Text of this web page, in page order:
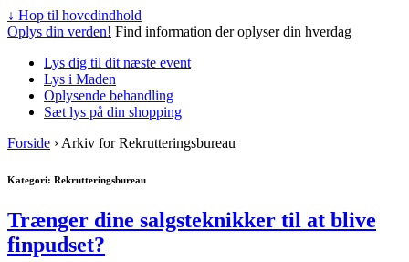
↓ Hop til hovedindhold
Oplys din verden! Find information der oplyser din hverdag
Lys dig til dit næste event
Lys i Maden
Oplysende behandling
Sæt lys på din shopping
Forside › Arkiv for Rekrutteringsbureau
Kategori: Rekrutteringsbureau
Trænger dine salgsteknikker til at blive
finpudset?